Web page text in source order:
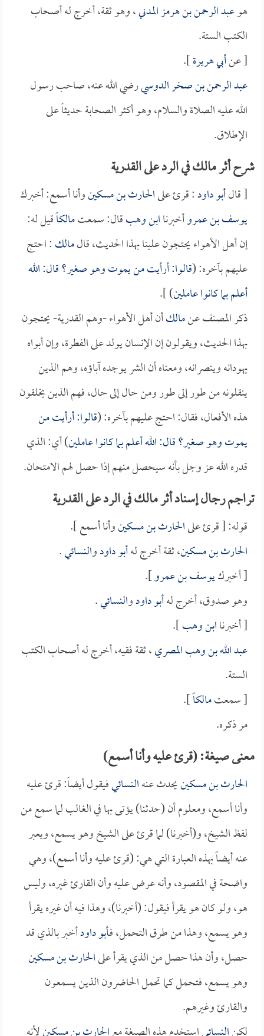
هوعبد الرحمن بن هرمز المدني، وهو ثقة، أخرج له أصحاب
الكتب الستة.
[ عنأبي هريرة].
عبد الرحمن بن صخر الدوسيرضي الله عنه، صاحب رسول
الله عليه الصلاة والسلام، وهو أكثر الصحابة حديثاً على
الإطلاق.
شرح أثر مالك في الرد على القدرية
[ قالأبو داود: قرئ علىالحارث بن مسكينوأنا أسمع: أخبرك
يوسف بن عمروأخبرناابن وهبقال: سمعتمالكاًقيل له:
إن أهل الأهواء يحتجون علينا بهذا الحديث، قالمالك: احتج
عليهم بآخره: (قالوا: أرأيت من يموت وهو صغير؟ قال: الله
أعلم بما كانوا عاملين) ].
ذكر المصنف عنمالكأن أهل الأهواء -وهم القدرية- يحتجون
بهذا الحديث، ويقولون إن الإنسان يولد على الفطرة، وإن أبواه
يهودانه وينصرانه، ومعناه أن الشر يوجده آباؤه، وهم الذين
ينقلونه من طور إلى طور ومن حال إلى حال، فهم الذين يخلقون
هذه الأفعال، فقال: احتج عليهم بآخره: (قالوا: أرأيت من
يموت وهو صغير؟ قال: الله أعلم بما كانوا عاملين) أي: الذي
قدره الله عز وجل بأنه سيحصل منهم إذا حصل لهم الامتحان.
تراجم رجال إسناد أثر مالك في الرد على القدرية
قوله: [ قرئ علىالحارث بن مسكينوأنا أسمع ].
الحارث بن مسكين، ثقة أخرج لهأبو داودوالنسائي.
[ أخبركيوسف بن عمرو].
وهو صدوق، أخرج لهأبو داودوالنسائي.
[ أخبرناابن وهب].
عبد الله بن وهب المصري، ثقة فقيه، أخرج له أصحاب الكتب
الستة.
[ سمعتمالكاً].
مر ذكره.
معنى صيغة: (قرئ عليه وأنا أسمع)
الحارث بن مسكينيحدث عنهالنسائيفيقول أيضاً: قرئ عليه
وأنا أسمع، ومعلوم أن (حدثنا) يؤتى بها في الغالب لما سمع من
لفظ الشيخ، و(أخبرنا) لما قرئ على الشيخ وهو يسمع، ويعبر
عنه أيضاً بهذه العبارة التي هي: (قرئ عليه وأنا أسمع)، وهي
واضحة في المقصود، وأنه عرض عليه وأن القارئ غيره، وليس
هو، ولو كان هو يقرأ فيقول: (أخبرنا)، وهذا فيه أن غيره يقرأ
وهو يسمع، وهذا من طرق التحمل، فـأبو داودأخبر بالذي قد
حصل، وأن هذا حصل من الذي يقرأ علىالحارث بن مسكين
وهو يسمع، فتحمل كما تحمل الحاضرون الذين يسمعون
والقارئ وغيرهم.